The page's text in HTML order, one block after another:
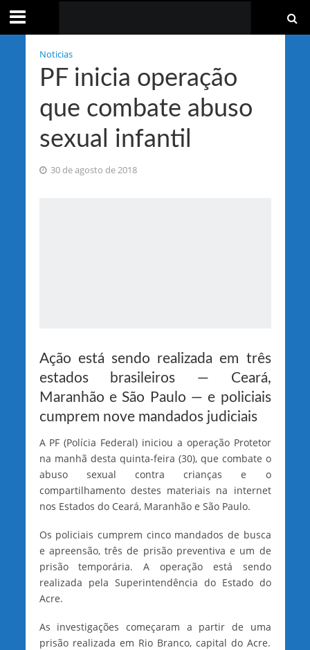
Noticias
PF inicia operação
que combate abuso
sexual infantil
30 de agosto de 2018
Ação está sendo realizada em três
estados brasileiros — Ceará,
Maranhão e São Paulo — e policiais
cumprem nove mandados judiciais
A PF (Polícia Federal) iniciou a operação Protetor
na manhã desta quinta-feira (30), que combate o
abuso sexual contra crianças e o
compartilhamento destes materiais na internet
nos Estados do Ceará, Maranhão e São Paulo.
Os policiais cumprem cinco mandados de busca
e apreensão, três de prisão preventiva e um de
prisão temporária. A operação está sendo
realizada pela Superintendência do Estado do
Acre.
As investigações começaram a partir de uma
prisão realizada em Rio Branco, capital do Acre.